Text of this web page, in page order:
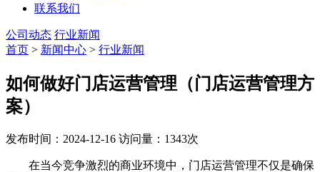
联系我们
公司动态 行业新闻
首页 > 新闻中心 > 行业新闻
如何做好门店运营管理（门店运营管理方
案）
发布时间：2024-12-16 访问量：1343次
在当今竞争激烈的商业环境中，门店运营管理不仅是确保